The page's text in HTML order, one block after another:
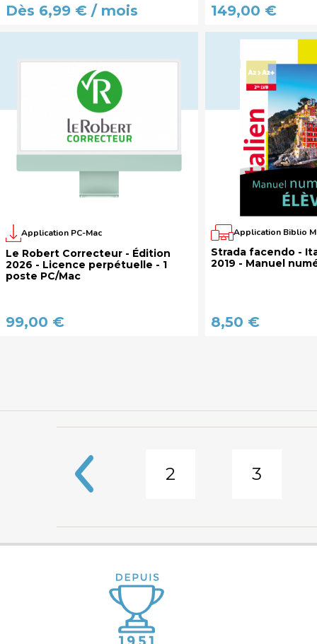
Dès 6,99 € / mois 149,00 €
Application PC-Mac
Le Robert Correcteur - Édition
2026 - Licence perpétuelle - 1
poste PC/Mac
99,00 €
Application Biblio
Strada facendo -
2019 - Manuel
8,50 €
Pages
2 3